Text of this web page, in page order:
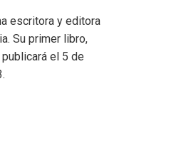
escritora y editora
Su primer libro,
el 5 de